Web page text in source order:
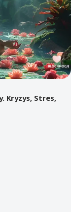
Kryzys, Stres,